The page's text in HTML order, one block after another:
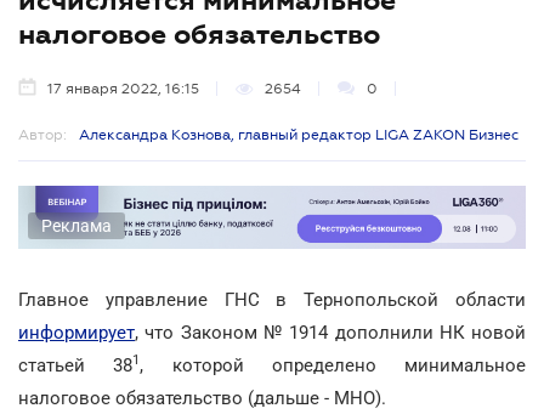
налоговое обязательство
17 января 2022, 16:15 2654 0
Автор: Александра Кознова, главный редактор LIGA ZAKON Бизнес
Реклама
Главное управление ГНС в Тернопольской области
информирует, что Законом № 1914 дополнили НК новой
статьей 381 , которой определено минимальное
налоговое обязательство (дальше - МНО).